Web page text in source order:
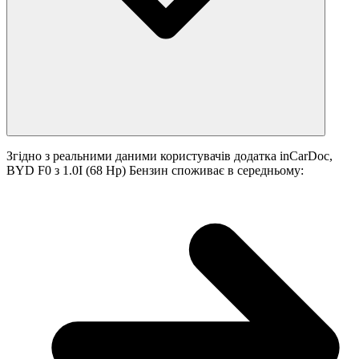
Згідно з реальними даними користувачів додатка inCarDoc,
BYD F0 з 1.0I (68 Hp) Бензин споживає в середньому: